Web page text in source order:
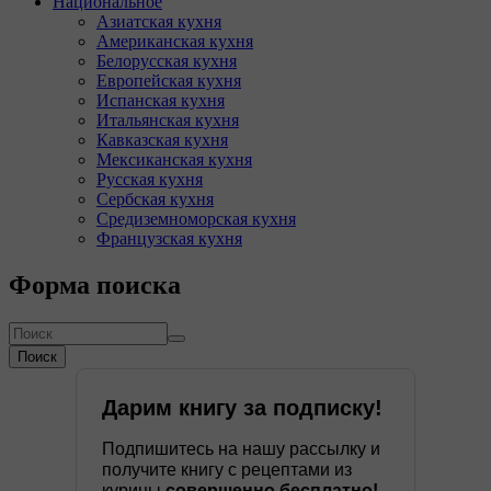
Азиатская кухня
Американская кухня
Белорусская кухня
Европейская кухня
Испанская кухня
Итальянская кухня
Кавказская кухня
Мексиканская кухня
Русская кухня
Сербская кухня
Средиземноморская кухня
Французская кухня
Форма поиска
Поиск
Дарим книгу за подписку!
Подпишитесь на нашу рассылку и
получите книгу с рецептами из